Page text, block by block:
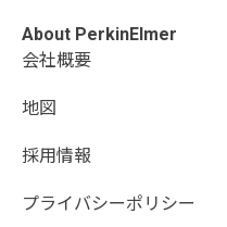
About PerkinElmer
会社概要
地図
採用情報
プライバシーポリシー